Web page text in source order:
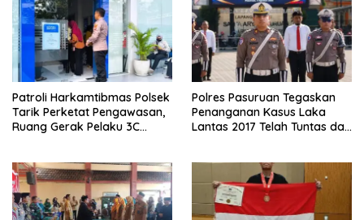
Patroli Harkamtibmas Polsek
Tarik Perketat Pengawasan,
Ruang Gerak Pelaku 3C
Polres Pasuruan Tegaskan
Penanganan Kasus Laka
Lantas 2017 Telah Tuntas dan